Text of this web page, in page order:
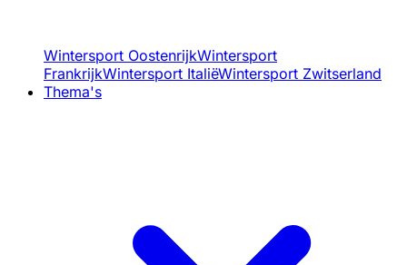
Wintersport OostenrijkWintersport
FrankrijkWintersport ItaliëWintersport Zwitserland
Thema's